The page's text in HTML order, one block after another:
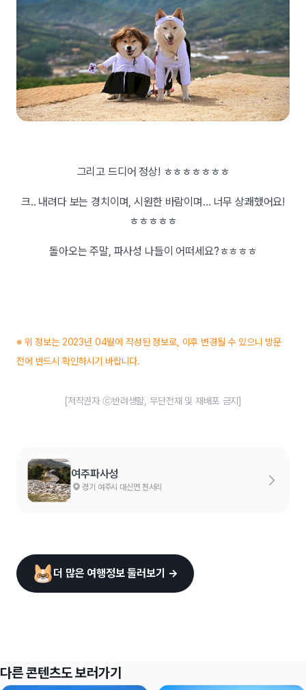
그리고 드디어 정상! ㅎㅎㅎㅎㅎㅎㅎ
크.. 내려다 보는 경치이며, 시원한 바람이며… 너무 상쾌했어요!
ㅎㅎㅎㅎㅎ
돌아오는 주말, 파사성 나들이 어떠세요?ㅎㅎㅎㅎ
※ 위 정보는 2023년 04월에 작성된 정보로, 이후 변경될 수 있으니 방문
전에 반드시 확인하시기 바랍니다.
[저작권자 ⓒ반려생활, 무단전재 및 재배포 금지]
여주파사성
경기 여주시 대신면 천서리
더 많은 여행정보 둘러보기 →
다른 콘텐츠도 보러가기